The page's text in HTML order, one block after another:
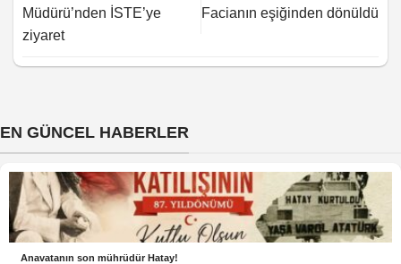
Müdürü’nden İSTE’ye
ziyaret
Facianın eşiğinden dönüldü
EN GÜNCEL HABERLER
Anavatanın son mührüdür Hatay!